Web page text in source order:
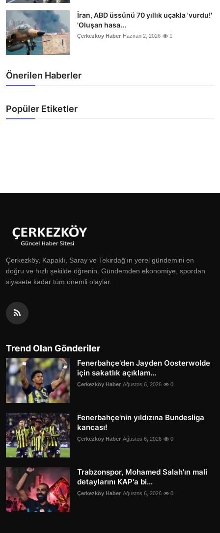
İran, ABD üssünü 70 yıllık uçakla 'vurdu!'
'Oluşan hasa...
Çerkezköy Haber Haziran 2, 2026 1
Önerilen Haberler
Popüler Etiketler
Çerkezköy, Kapaklı, Saray ve Tekirdağ'ın yerel gündemini en
doğru ve hızlı şekilde öğrenin. Gündemden ekonomiye, spordan
siyasete kadar tüm önemli olaylar.
Trend Olan Gönderiler
Fenerbahçe'den Jayden Oosterwolde
için sakatlık açıklam...
Çerkezköy Haber Ağustos 6, 2026 0
Fenerbahçe'nin yıldızına Bundesliga
kancası!
Çerkezköy Haber Ağustos 6, 2026 0
Trabzonspor, Mohamed Salah'ın mali
detaylarını KAP'a bi...
Çerkezköy Haber Ağustos 6, 2026 0